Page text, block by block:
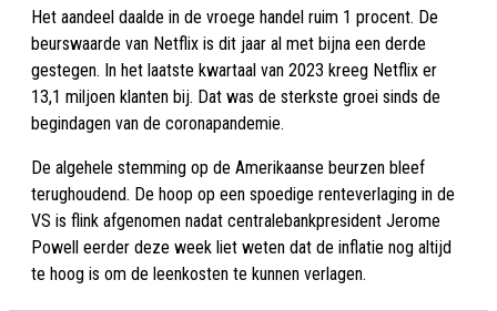
Het aandeel daalde in de vroege handel ruim 1 procent. De
beurswaarde van Netflix is dit jaar al met bijna een derde
gestegen. In het laatste kwartaal van 2023 kreeg Netflix er
13,1 miljoen klanten bij. Dat was de sterkste groei sinds de
begindagen van de coronapandemie.
De algehele stemming op de Amerikaanse beurzen bleef
terughoudend. De hoop op een spoedige renteverlaging in de
VS is flink afgenomen nadat centralebankpresident Jerome
Powell eerder deze week liet weten dat de inflatie nog altijd
te hoog is om de leenkosten te kunnen verlagen.